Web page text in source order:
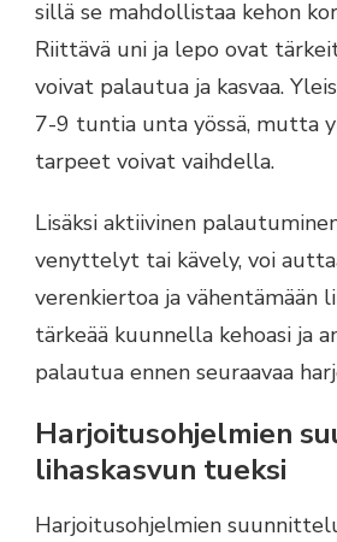
sillä se mahdollistaa kehon
Riittävä uni ja lepo ovat
voivat palautua ja kasvaa.
7-9 tuntia unta yössä, mutta
tarpeet voivat vaihdella.
Lisäksi aktiivinen
venyttelyt tai kävely, voi
verenkiertoa ja vähentämään
tärkeää kuunnella kehoasi ja
palautua ennen seuraavaa
Harjoitusohjelmien
lihaskasvun tueksi
Harjoitusohjelmien